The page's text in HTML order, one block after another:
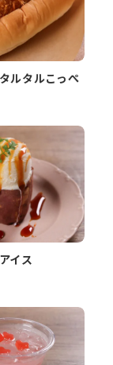
ルタルこっぺ
イス